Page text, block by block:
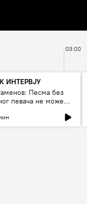
03:00
ИНТЕРВЈУ
Песма без
певача не може